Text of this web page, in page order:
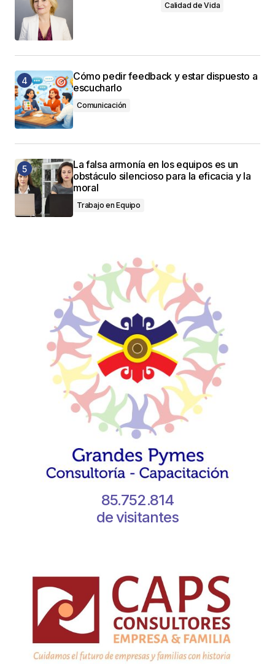
Calidad de Vida
Cómo pedir feedback y estar dispuesto a
escucharlo
Comunicación
La falsa armonía en los equipos es un
obstáculo silencioso para la eficacia y la
moral
Trabajo en Equipo
85.752.814
de visitantes